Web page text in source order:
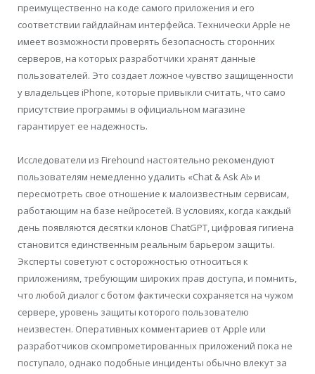
преимущественно на коде самого приложения и его
соответствии гайдлайнам интерфейса. Технически Apple не
имеет возможности проверять безопасность сторонних
серверов, на которых разработчики хранят данные
пользователей. Это создает ложное чувство защищенности
у владельцев iPhone, которые привыкли считать, что само
присутствие программы в официальном магазине
гарантирует ее надежность.
Исследователи из Firehound настоятельно рекомендуют
пользователям немедленно удалить «Chat & Ask AI» и
пересмотреть свое отношение к малоизвестным сервисам,
работающим на базе нейросетей. В условиях, когда каждый
день появляются десятки клонов ChatGPT, цифровая гигиена
становится единственным реальным барьером защиты.
Эксперты советуют с осторожностью относиться к
приложениям, требующим широких прав доступа, и помнить,
что любой диалог с ботом фактически сохраняется на чужом
сервере, уровень защиты которого пользователю
неизвестен. Оперативных комментариев от Apple или
разработчиков скомпрометированных приложений пока не
поступало, однако подобные инциденты обычно влекут за